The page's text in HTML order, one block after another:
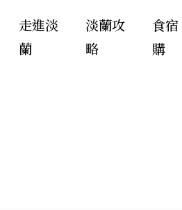
走進淡
蘭
淡蘭攻
略
食宿
購